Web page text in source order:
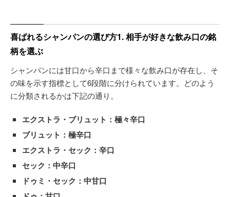
喜ばれるシャンパンの選び方1. 相手が好きな飲み口の銘
柄を選ぶ
シャンパンには甘口から辛口まで様々な飲み口が存在し、そ
の味を示す指標として6段階に分けられています。どのよう
に分類されるかは下記の通り。
エクストラ・ブリュット：極々辛口
ブリュット：極辛口
エクストラ・セック：辛口
セック：中辛口
ドゥミ・セック：中甘口